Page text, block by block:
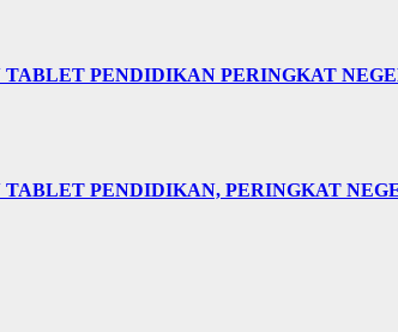
PENDIDIKAN PERINGKAT
PENDIDIKAN, PERINGKAT